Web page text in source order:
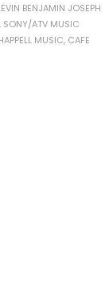
BENJAMIN JOSEPH
SONY/ATV MUSIC
MUSIC, CAFE